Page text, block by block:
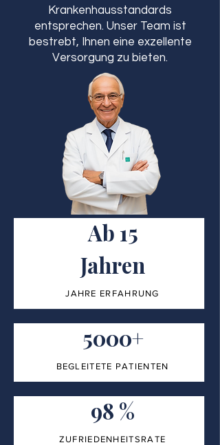
Krankenhausstandards
entsprechen. Unser Team ist
bestrebt, Ihnen eine exzellente
Versorgung zu bieten.
Ab 15
Jahren
JAHRE ERFAHRUNG
5000+
BEGLEITETE PATIENTEN
98 %
ZUFRIEDENHEITSRATE